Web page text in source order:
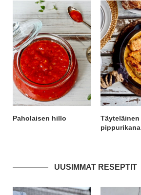
Paholaisen hillo
Täyteläinen
pippurikana
UUSIMMAT RESEPTIT